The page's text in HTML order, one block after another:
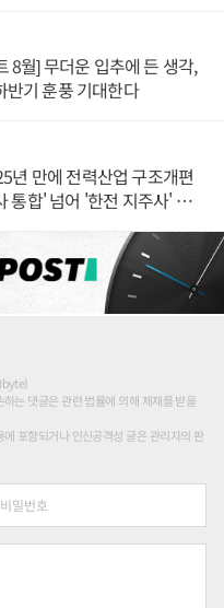
8월] 무더운 입추에 든 생각,
반기 훈풍 기대한다
년 만에 전력산업 구조개편
통합' 넘어 '한전 지주사' 재편
는 댓글은 관련 법률에 의해 제재를 받을
포함되거나 인신공격성 글은 관리자의 판